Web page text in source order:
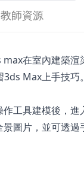
教師資源
在室內建築
Max上手技巧。
工具建模後，進
圖片，並可透過